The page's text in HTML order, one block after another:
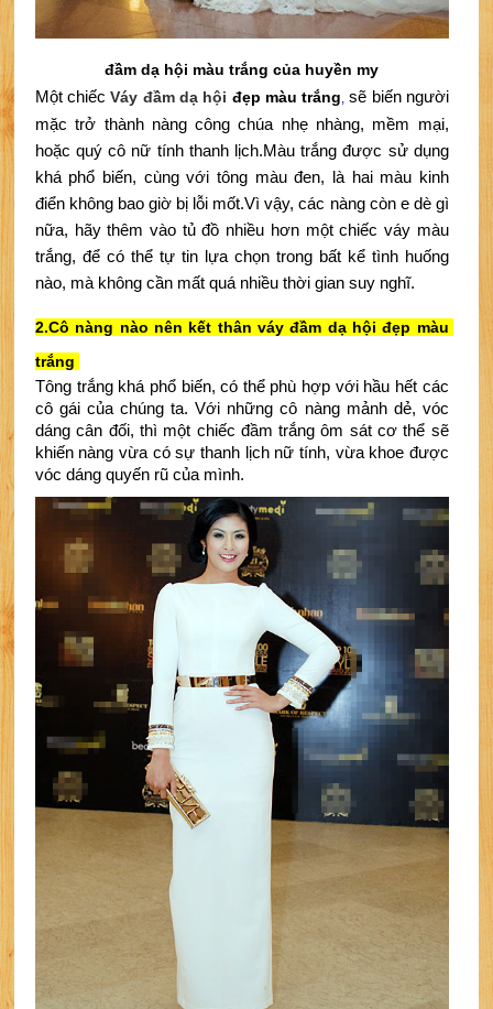
đầm dạ hội màu trắng của huyền my
Một chiếc Váy đầm dạ hội đẹp màu trắng, sẽ biến người
mặc trở thành nàng công chúa nhẹ nhàng, mềm mại,
hoặc quý cô nữ tính thanh lịch.Màu trắng được sử dụng
khá phổ biến, cùng với tông màu đen, là hai màu kinh
điển không bao giờ bị lỗi mốt.Vì vậy, các nàng còn e dè gì
nữa, hãy thêm vào tủ đồ nhiều hơn một chiếc váy màu
trắng, để có thể tự tin lựa chọn trong bất kể tình huống
nào, mà không cần mất quá nhiều thời gian suy nghĩ.
2.Cô nàng nào nên kết thân váy đầm dạ hội đẹp màu
trắng
Tông trắng khá phổ biến, có thể phù hợp với hầu hết các
cô gái của chúng ta. Với những cô nàng mảnh dẻ, vóc
dáng cân đối, thì một chiếc đầm trắng ôm sát cơ thể sẽ
khiến nàng vừa có sự thanh lịch nữ tính, vừa khoe được
vóc dáng quyến rũ của mình.